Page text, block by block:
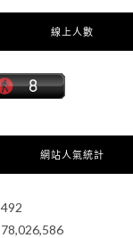
線上人數
網站人氣統計
492
78,026,586